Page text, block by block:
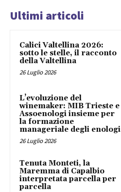
Ultimi articoli
Calici Valtellina 2026:
sotto le stelle, il racconto
della Valtellina
26 Luglio 2026
L’evoluzione del
winemaker: MIB Trieste e
Assoenologi insieme per
la formazione
manageriale degli enologi
26 Luglio 2026
Tenuta Monteti, la
Maremma di Capalbio
interpretata parcella per
parcella